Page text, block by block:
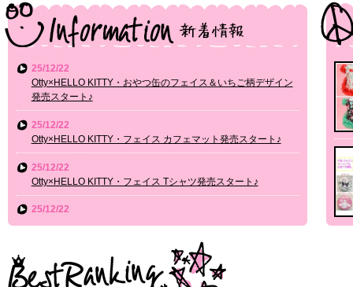
25/12/22
Otty×HELLO KITTY・おやつ缶のフェイス＆いちご柄デザイン
発売スタート♪
25/12/22
Otty×HELLO KITTY・フェイス カフェマット発売スタート♪
25/12/22
Otty×HELLO KITTY・フェイス Tシャツ発売スタート♪
25/12/22
HELLO KITTYコラボ・フェイス・ダウンジャケット発売スター
25/12/11
【CanNanaコラボ】HELLO KITTY・いちご柄ワンピース 発売